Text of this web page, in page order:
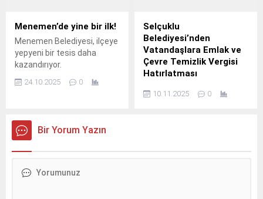
Menemen’de yine bir ilk!
Menemen Belediyesi, ilçeye
yepyeni bir tesis daha
kazandırıyor.
24.10.2025 0
Selçuklu
Belediyesi’nden
Vatandaşlara Emlak ve
Çevre Temizlik Vergisi
Hatırlatması
Çevre Temizlik ve İlan
10.11.2025 0
Bir Yorum Yazın